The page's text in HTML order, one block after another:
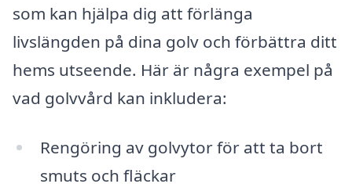
som kan hjälpa dig att förlänga
livslängden på dina golv och förbättra ditt
hems utseende. Här är några exempel på
vad golvvård kan inkludera:
Rengöring av golvytor för att ta bort
smuts och fläckar